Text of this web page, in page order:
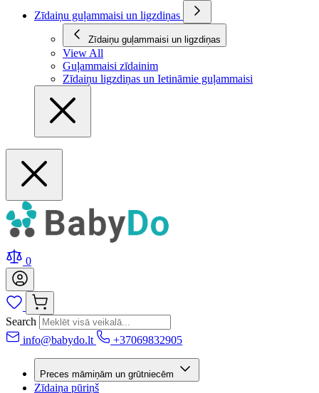
Zīdaiņu guļammaisi un ligzdiņas
Zīdaiņu guļammaisi un ligzdiņas
View All
Guļammaisi zīdainim
Zīdaiņu ligzdiņas un Ietināmie guļammaisi
0
Search
info@babydo.lt
+37069832905
Preces māmiņām un grūtniecēm
Zīdaiņa pūriņš